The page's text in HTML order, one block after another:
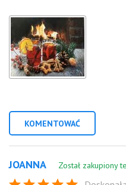
KOMENTOWAĆ
JOANNA Został zakupiony